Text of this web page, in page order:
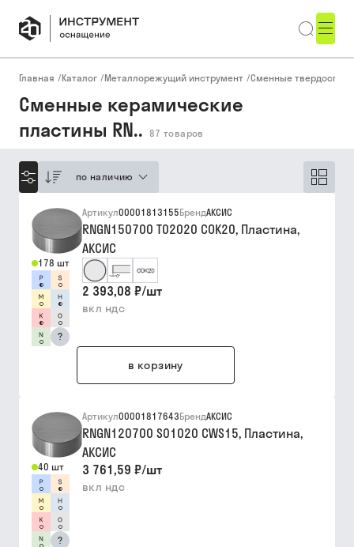
Главная /Каталог /Металлорежущий инструмент /Сменные
Сменные керамические
пластины RN.. 87 товаров
по наличию
178 шт
?
Артикул00001813155БрендАКСИС
RNGN150700 T02020 COK20, Пластина,
АКСИС
2 393,08 ₽/шт
вкл ндс
в корзину
40 шт
?
Артикул00001817643БрендАКСИС
RNGN120700 S01020 CWS15, Пластина,
АКСИС
3 761,59 ₽/шт
вкл ндс